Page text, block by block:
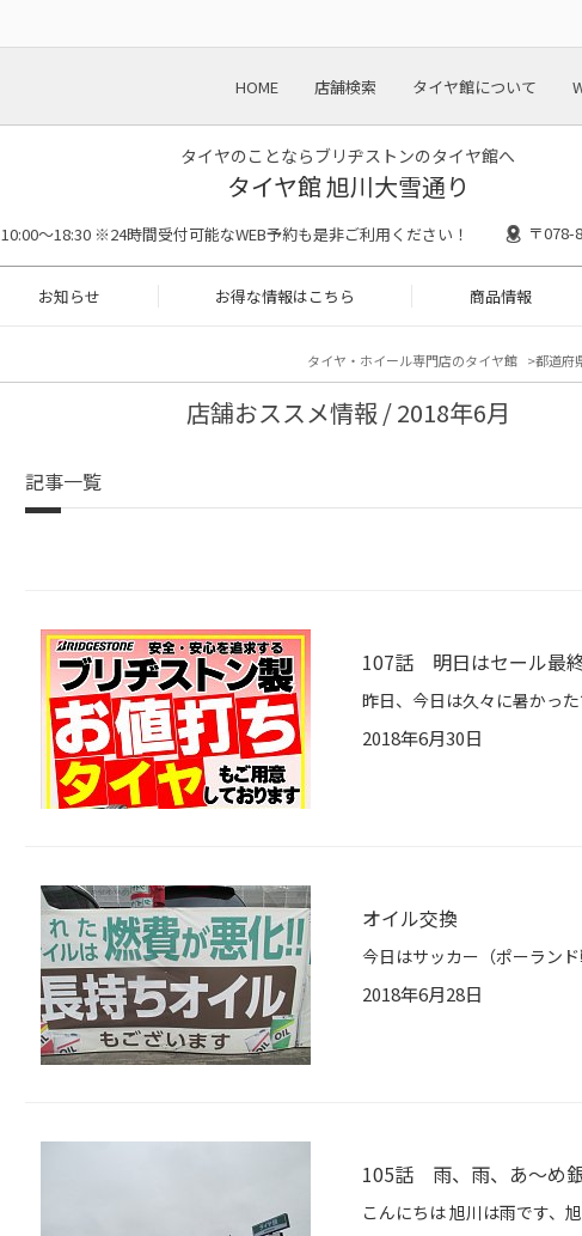
HOME 店舗検索 タイヤ館について
タイヤのことならブリヂストンのタイヤ館へ
タイヤ館 旭川大雪通り
10:00～18:30 ※24時間受付可能なWEB予約も是非ご利用ください！ 〒
お知らせ お得な情報はこちら 商品情報
タイヤ・ホイール専門店のタイヤ館 都道府
店舗おススメ情報 / 2018年6月
記事一覧
107話 明日はセール最
2018年6月30日
オイル交換
2018年6月28日
105話 雨、雨、あ～め